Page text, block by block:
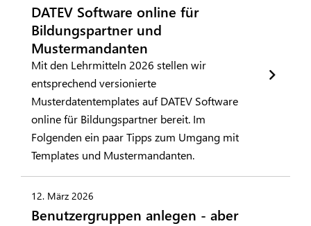
DATEV Software online für
Bildungspartner und
Mustermandanten
Mit den Lehrmitteln 2026 stellen wir
entsprechend versionierte
Musterdatentemplates auf DATEV Software
online für Bildungspartner bereit. Im
Folgenden ein paar Tipps zum Umgang mit
Templates und Mustermandanten.
12. März 2026
Benutzergruppen anlegen - aber